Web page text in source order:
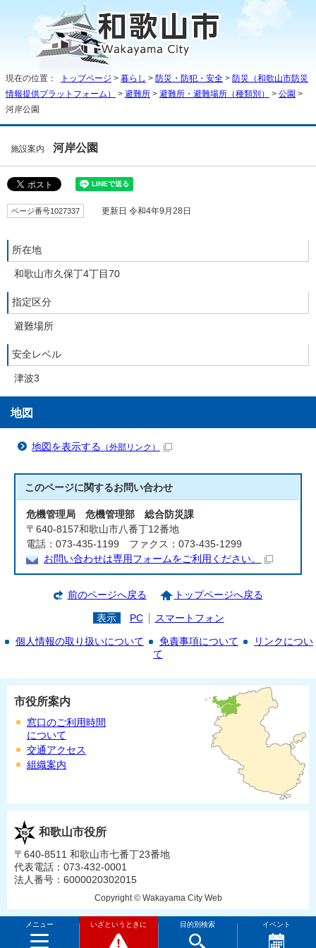
現在の位置： トップページ > 暮らし > 防災・防犯・安全 > 防災（和歌山市防災
情報提供プラットフォーム）
> 避難所 > 避難所・避難場所（種類別） > 公園 >
河岸公園
施設案内 河岸公園
ページ番号1027337 更新日 令和4年9月28日
所在地
和歌山市久保丁4丁目70
指定区分
避難場所
安全レベル
津波3
地図
地図を表示する （外部リンク）
このページに関するお問い合わせ
危機管理局 危機管理部 総合防災課
〒640-8157和歌山市八番丁12番地
電話：073-435-1199 ファクス：073-435-1299
お問い合わせは専用フォームをご利用ください。
前のページへ戻る トップページへ戻る
表示 PC スマートフォン
個人情報の取り扱いについて 免責事項について
リンクについ
て
メニュー いざというときに 目的別検索 イベント
市役所案内
窓口のご利用時間
について
交通アクセス
組織案内
和歌山市役所
〒640-8511 和歌山市七番丁23番地
代表電話：073-432-0001
法人番号：6000020302015
Copyright © Wakayama City Web